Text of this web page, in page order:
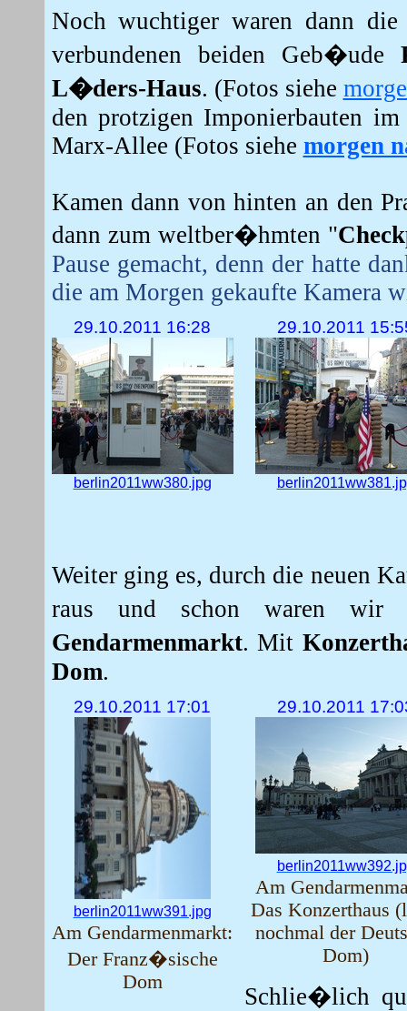
Noch wuchtiger waren dann
verbundenen beiden Geb�ude
L�ders-Haus. (Fotos siehe
den protzigen Imponierbauten
Marx-Allee (Fotos siehe morgen
Kamen dann von hinten an den
dann zum weltber�hmten "
Pause gemacht, denn der hatte
die am Morgen gekaufte Kamera
29.10.2011 16:28
berlin2011ww380.jpg
29.10.2011
Weiter ging es, durch die neuen
raus und schon waren wir
Gendarmenmarkt. Mit
Dom.
29.10.2011 17:01
berlin2011ww391.jpg
Am Gendarmenmarkt:
Der Franz�sische
Dom
29.10.2011
Am
Das Konzerthaus
nochmal der
Dom)
Schlie�lich